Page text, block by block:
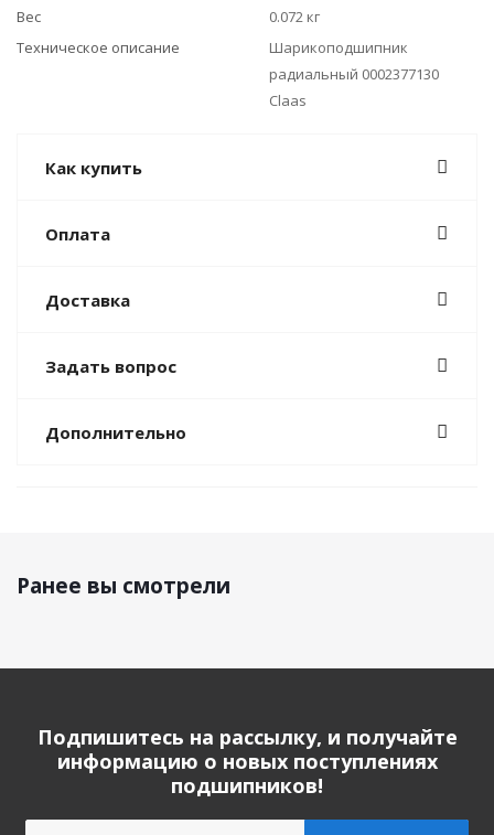
Вес
0.072 кг
Техническое описание
Шарикоподшипник
радиальный 0002377130
Claas
Как купить
Оплата
Доставка
Задать вопрос
Дополнительно
Ранее вы смотрели
Подпишитесь на рассылку, и получайте
информацию о новых поступлениях
подшипников!